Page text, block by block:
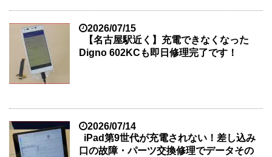
2026/07/15
【名古屋駅近く】充電できなくなった
Digno 602KCも即日修理完了です！
2026/07/14
iPad第9世代が充電されない！差し込み
口の故障・パーツ交換修理でデータその